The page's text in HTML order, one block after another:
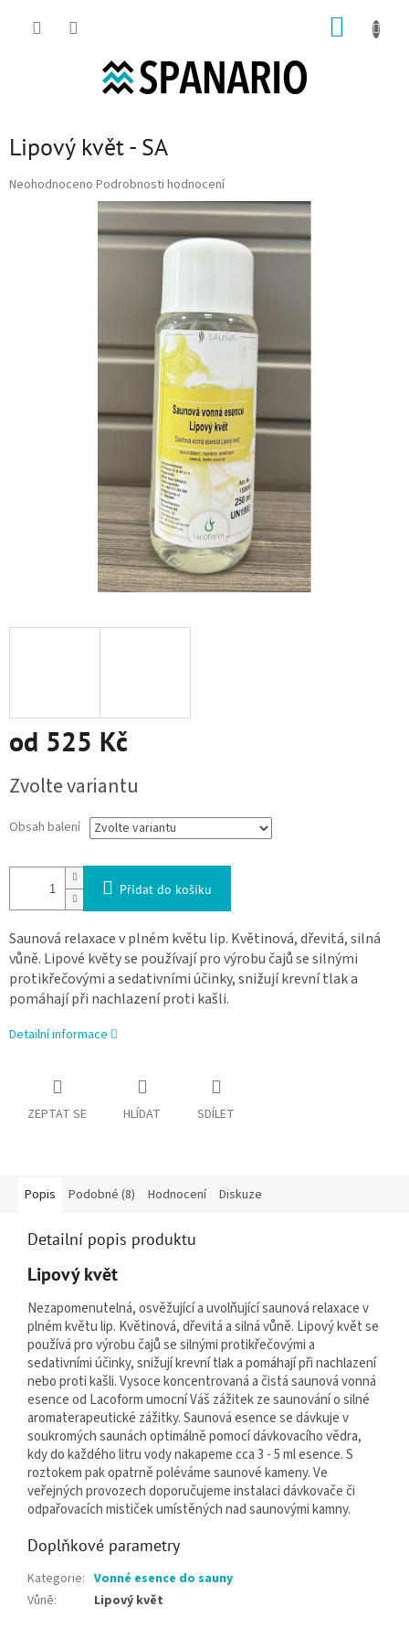
Lipový květ - SA
Průměrné hodnocení produktu je 0,0 z 5 hvězdiček.
Neohodnoceno Podrobnosti hodnocení
od 525 Kč
Zvolte variantu
Obsah balení
Přidat do košíku
Saunová relaxace v plném květu lip. Květinová, dřevitá, silná
vůně. Lipové květy se používají pro výrobu čajů se silnými
protikřečovými a sedativními účinky, snižují krevní tlak a
pomáhají při nachlazení proti kašli.
Detailní informace
ZEPTAT SE HLÍDAT SDÍLET
Popis Podobné (8) Hodnocení Diskuze
Detailní popis produktu
Lipový květ
Nezapomenutelná, osvěžující a uvolňující saunová relaxace v
plném květu lip. Květinová, dřevitá a silná vůně. Lipový květ se
používá pro výrobu čajů se silnými protikřečovými a
sedativními účinky, snižují krevní tlak a pomáhají při nachlazení
nebo proti kašli. Vysoce koncentrovaná a čistá saunová vonná
esence od Lacoform umocní Váš zážitek ze saunování o silné
aromaterapeutické zážitky. Saunová esence se dávkuje v
soukromých saunách optimálně pomocí dávkovacího vědra,
kdy do každého litru vody nakapeme cca 3 - 5 ml esence. S
roztokem pak opatrně poléváme saunové kameny. Ve
veřejných provozech doporučujeme instalaci dávkovače či
odpařovacích mističek umístěných nad saunovými kamny.
Doplňkové parametry
Kategorie: Vonné esence do sauny
Vůně: Lipový květ